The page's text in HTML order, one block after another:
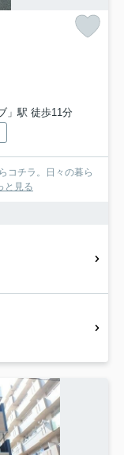
」駅 徒歩11分
コチラ。日々の暮ら
と見る